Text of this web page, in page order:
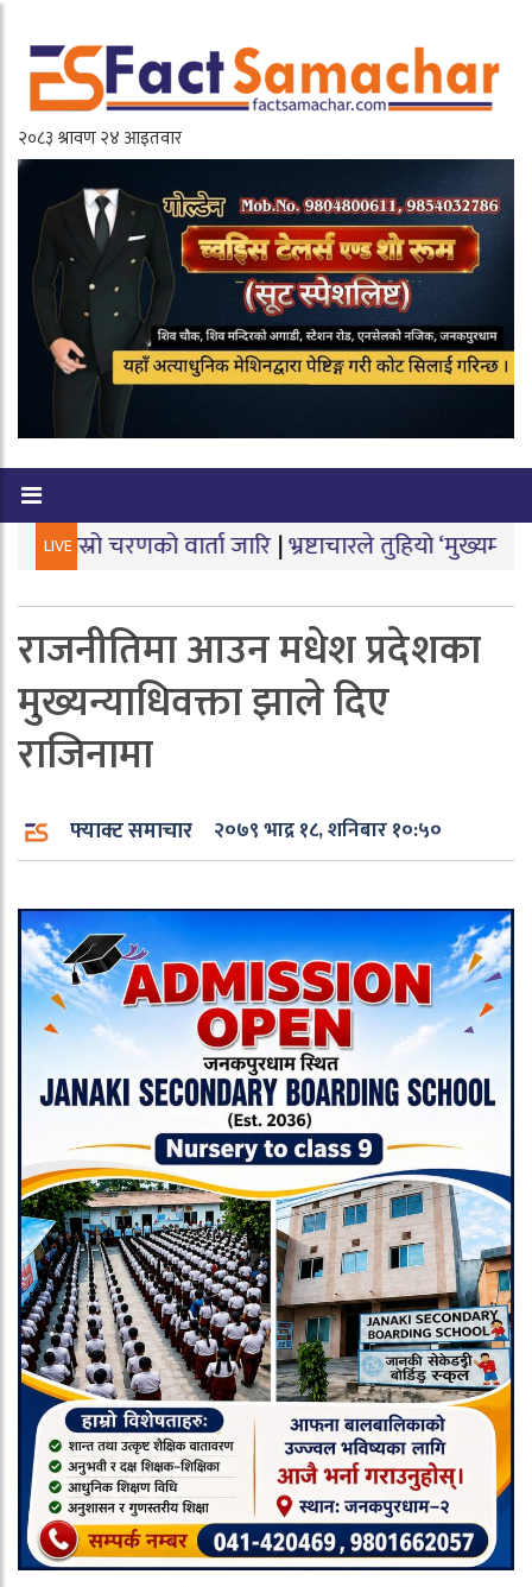
LIVE
वार्ता जारि|भ्रष्टाचारले तुहियो ‘मुख्यमन्त्री बेटी
राजनीतिमा आउन मधेश प्रदेशका
मुख्यन्याधिवक्ता झाले दिए
राजिनामा
फ्याक्ट समाचार २०७९ भाद्र १८, शनिबार १०:५०